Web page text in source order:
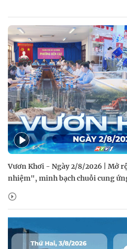
Vươn Khơi - Ngày 2/8/2026 | Mở
nhiệm", minh bạch chuỗi cung